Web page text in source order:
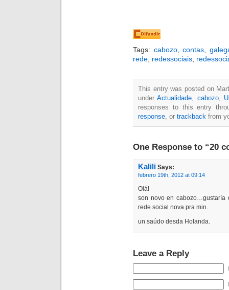
Tags: cabozo, contas,
rede, redessociais,
This entry was posted on
underActualidade, cabozo,
responses to this entry
response, or trackback from
One Response to “20
Kalili Says:
febrero 19th, 2012 at 09:14
Olá!
son novo en cabozo…gustaría
rede social nova pra min.
un saúdo desda Holanda.
Leave a Reply